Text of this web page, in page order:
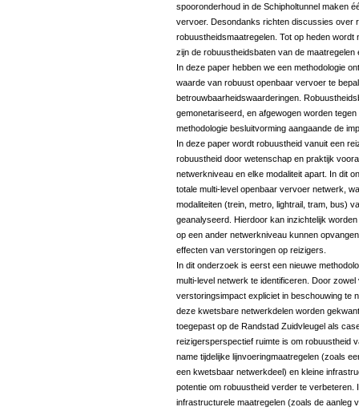
spooronderhoud in de Schipholtunnel maken
vervoer. Desondanks richten discussies over
robuustheidsmaatregelen. Tot op heden
zijn de robuustheidsbaten van de
In deze paper hebben we een methodologie
waarde van robuust openbaar vervoer te
betrouwbaarheidswaarderingen.
gemonetariseerd, en afgewogen worden
methodologie besluitvorming aangaande de
In deze paper wordt robuustheid vanuit een
robuustheid door wetenschap en praktijk
netwerkniveau en elke modaliteit apart. In dit
totale multi-level openbaar vervoer netwerk,
modaliteiten (trein, metro, lightrail, tram, bus)
geanalyseerd. Hierdoor kan inzichtelijk
op een ander netwerkniveau kunnen
effecten van verstoringen op reizigers.
In dit onderzoek is eerst een nieuwe
multi-level netwerk te identificeren. Door
verstoringsimpact expliciet in beschouwing te
deze kwetsbare netwerkdelen worden
toegepast op de Randstad Zuidvleugel als
reizigersperspectief ruimte is om robuustheid
name tijdelijke lijnvoeringmaatregelen (zoals
een kwetsbaar netwerkdeel) en kleine
potentie om robuustheid verder te
infrastructurele maatregelen (zoals de aanleg